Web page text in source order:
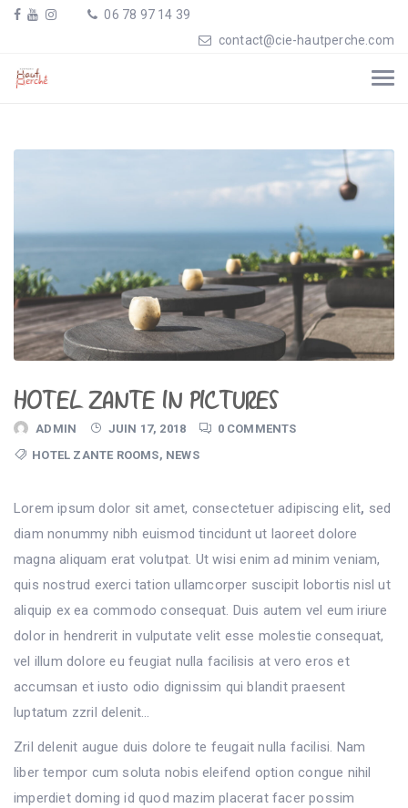
06 78 97 14 39
contact@cie-hautperche.com
HOTEL ZANTE IN PICTURES
ADMIN JUIN 17, 2018
0 COMMENTS
HOTEL ZANTE ROOMS, NEWS
Lorem ipsum dolor sit amet, consectetuer adipiscing elit, sed
diam nonummy nibh euismod tincidunt ut laoreet dolore
magna aliquam erat volutpat. Ut wisi enim ad minim veniam,
quis nostrud exerci tation ullamcorper suscipit lobortis nisl ut
aliquip ex ea commodo consequat. Duis autem vel eum iriure
dolor in hendrerit in vulputate velit esse molestie consequat,
vel illum dolore eu feugiat nulla facilisis at vero eros et
accumsan et iusto odio dignissim qui blandit praesent
luptatum zzril delenit…
Zril delenit augue duis dolore te feugait nulla facilisi. Nam
liber tempor cum soluta nobis eleifend option congue nihil
imperdiet doming id quod mazim placerat facer possim